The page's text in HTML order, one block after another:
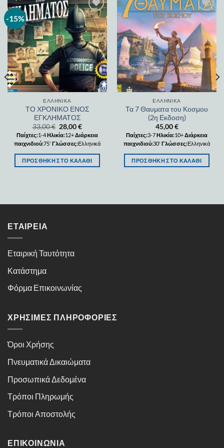
-15%
Add to
wishlist
ΕΛΛΗΝΙΚΆ
ΤΟ ΧΡΟΝΙΚΟ ΕΝΟΣ
ΕΓΚΛΗΜΑΤΟΣ
33,00€ 28,00€
Παίχτες:1-4Ηλικία:12+Διάρκεια
παιχνιδιού:75' Γλώσσες:Ελληνικά
ΠΡΟΣΘΉΚΗ ΣΤΟ ΚΑΛΆΘΙ
Add to
wishlist
ΕΛΛΗΝΙΚΆ
Τα 7 Θαυματα του Κοσμου
(2η Εκδοση)
45,00€
Παίχτες:3-7Ηλικία:10+Διάρκεια
παιχνιδιού:30' Γλώσσες:Ελληνικά
ΠΡΟΣΘΉΚΗ ΣΤΟ ΚΑΛΆΘΙ
ΕΤΑΙΡΕΊΑ
Εταιρική Ταυτότητα
Κατάστημα
Φόρμα Επικοινωνίας
ΧΡΉΣΙΜΕΣ ΠΛΗΡΟΦΟΡΊΕΣ
Όροι Χρήσης
Πνευματικά Δικαιώματα
Προσωπικά Δεδομένα
Τρόποι Πληρωμής
Τρόποι Αποστολής
ΕΠΙΚΟΙΝΩΝΊΑ